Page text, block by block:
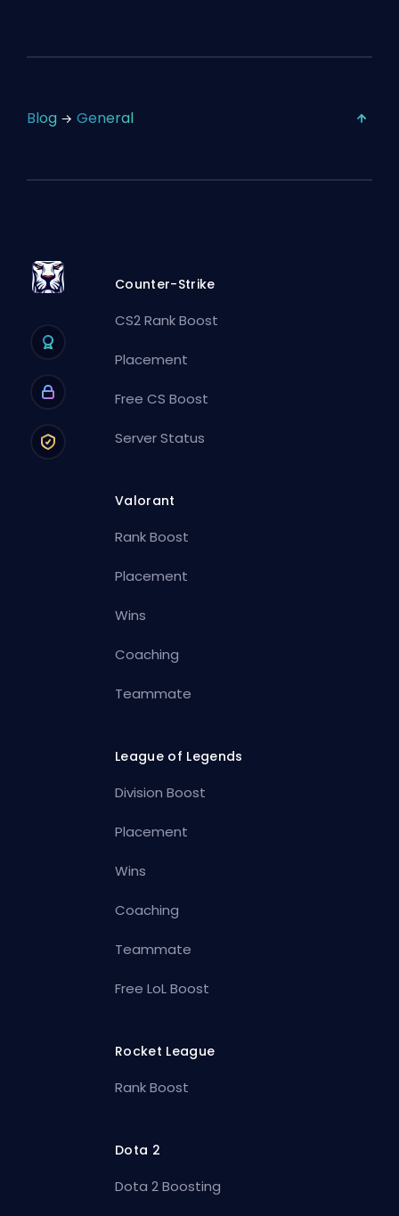
Blog General
Counter-Strike
CS2 Rank Boost
Placement
Free CS Boost
Server Status
Valorant
Rank Boost
Placement
Wins
Coaching
Teammate
League of Legends
Division Boost
Placement
Wins
Coaching
Teammate
Free LoL Boost
Rocket League
Rank Boost
Dota 2
Dota 2 Boosting